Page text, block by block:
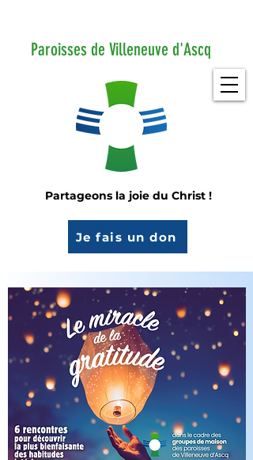
Paroisses de Villeneuve d'Ascq
Partageons la joie du Christ !
Je fais un don